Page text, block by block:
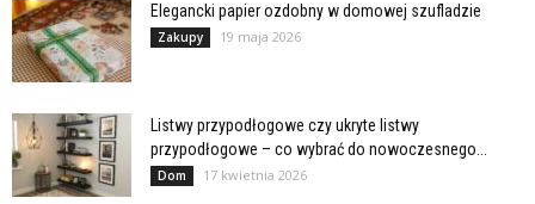
Elegancki papier ozdobny w domowej szufladzie
Zakupy 19 maja 2026
Listwy przypodłogowe czy ukryte listwy
przypodłogowe – co wybrać do nowoczesnego...
Dom 17 kwietnia 2026